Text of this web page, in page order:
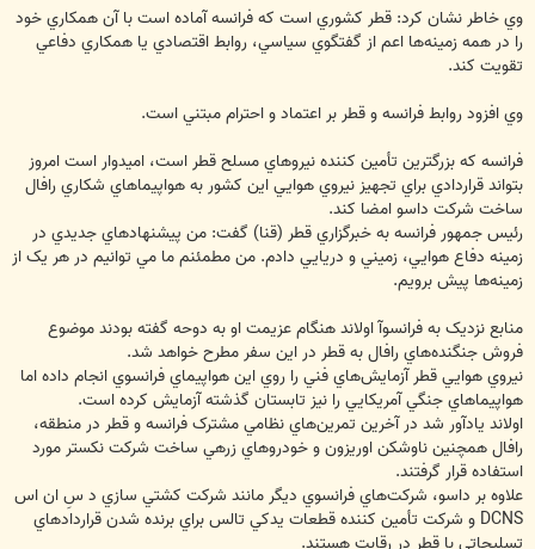
وي خاطر نشان کرد: قطر کشوري است که فرانسه آماده است با آن همکاري خود
را در همه زمينه‌ها اعم از گفتگوي سياسي، روابط اقتصادي يا همکاري دفاعي
تقويت کند.
وي افزود روابط فرانسه و قطر بر اعتماد و احترام مبتني است.
فرانسه که بزرگترين تأمين کننده نيروهاي مسلح قطر است، اميدوار است امروز
بتواند قراردادي براي تجهيز نيروي هوايي اين کشور به هواپيماهاي شکاري رافال
ساخت شرکت داسو امضا کند.
رئيس جمهور فرانسه به خبرگزاري قطر (قنا) گفت:‌ من پيشنهادهاي جديدي در
زمينه دفاع هوايي، زميني و دريايي دادم. من مطمئنم ما مي توانيم در هر يک از
زمينه‌ها پيش برويم.
منابع نزديک به فرانسوآ اولاند هنگام عزيمت او به دوحه گفته بودند موضوع
فروش جنگنده‌هاي رافال به قطر در اين سفر مطرح خواهد شد.
نيروي هوايي قطر آزمايش‌هاي فني را روي اين هواپيماي فرانسوي انجام داده اما
هواپيماهاي جنگي آمريکايي را نيز تابستان گذشته آزمايش کرده است.
اولاند يادآور شد در آخرين تمرين‌هاي نظامي مشترک فرانسه و قطر در منطقه،
رافال همچنين ناوشکن اوريزون و خودروهاي زرهي ساخت شرکت نکستر مورد
استفاده قرار گرفتند.
علاوه بر داسو، شرکت‌هاي فرانسوي ديگر مانند شرکت کشتي سازي د سِ ان اس
DCNS و شرکت تأمين کننده قطعات يدکي تالس براي برنده شدن قراردادهاي
تسليحاتي با قطر در رقابت هستند.